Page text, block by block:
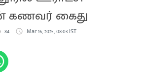
கணவர் கைது
84 Mar 16, 2025, 08:03 IST